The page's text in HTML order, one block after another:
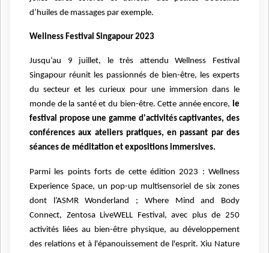
d’huiles de massages par exemple.
Wellness Festival Singapour 2023
Jusqu’au 9 juillet, le très attendu Wellness Festival
Singapour réunit les passionnés de bien-être, les experts
du secteur et les curieux pour une immersion dans le
monde de la santé et du bien-être. Cette année encore, le
festival propose une gamme d'activités captivantes, des
conférences aux ateliers pratiques, en passant par des
séances de méditation et expositions immersives.
Parmi les points forts de cette édition 2023 : Wellness
Experience Space, un pop-up multisensoriel de six zones
dont l’ASMR Wonderland ; Where Mind and Body
Connect, Zentosa LiveWELL Festival, avec plus de 250
activités liées au bien-être physique, au développement
des relations et à l'épanouissement de l'esprit. Xiu Nature